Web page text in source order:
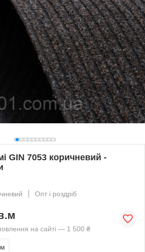
GIN 7053 коричневий -
Опт і роздріб
на сайті — 1 500 ₴